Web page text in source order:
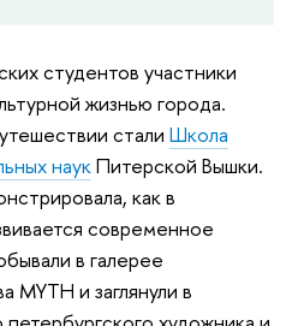
студентов участники
жизнью города.
стали Школа
наукПитерской Вышки.
как в
современное
в галерее
MYTH и заглянули в